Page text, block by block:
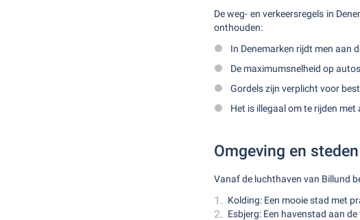
De weg- en verkeersregels in
onthouden:
In Denemarken rijdt men aan
De maximumsnelheid op
Gordels zijn verplicht voor
Het is illegaal om te rijden
Omgeving en
Vanaf de luchthaven van Billund
Kolding: Een mooie stad met
Esbjerg: Een havenstad aan